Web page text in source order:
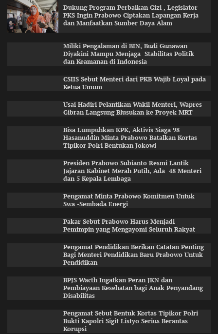
Dukung Program Perbaikan Gizi , Legislator
PKS Ingin Prabowo Ciptakan Lapangan Kerja
dan Manfaatkan Sumber Daya Alam
Miliki Pengalaman di BIN, Budi Gunawan
Diyakini Mampu Menjaga Stabilitas Politik
dan Keamanan di Indonesia
CSIIS Sebut Menteri dari PKB Wajib Loyal pada
Ketua Umum
Usai Hadiri Pelantikan Wakil Menteri, Wapres
Gibran Langsung Blusukan ke Proyek MRT
Bisa Lumpuhkan KPK, Aktivis Siaga 98
Hasanuddin Minta Prabowo Batalkan Kortas
Tipikor Polri Bentukan Jokowi
Presiden Prabowo Subianto Resmi Lantik
Jajaran Kabinet Merah Putih, Ada 48 Menteri
dan 5 Kepala Lembaga
Pengamat Minta Prabowo Komitmen Untuk
Swa -Sembada Energi
Pakar Sebut Prabowo Harus Menjadi
Pemimpin yang Mengayomi Seluruh Rakyat
Pengamat Pendidikan Berikan Catatan Penting
Bagi Menteri Pendidikan Baru Prabowo Untuk
Pendidikan
BPJS Wacth Ingatkan Peran JKN dan
Pembiayaan Kesehatan bagi Anak Penyandang
Disabilitas
Pengamat Sebut Bentuk Kortas Tipikor Polri
Bukti Kapolri Sigit Listyo Serius Berantas
Korupsi